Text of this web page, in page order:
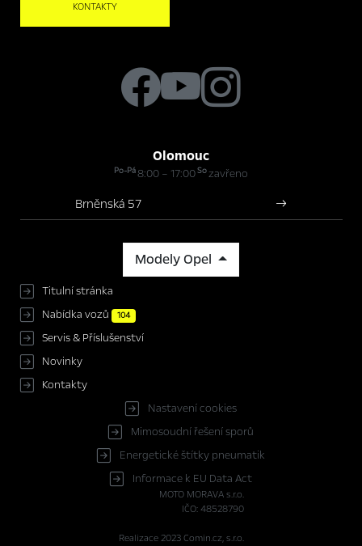
KONTAKTY
Olomouc
Po-Pá8:00 – 17:00Sozavřeno
Brněnská 57
Modely Opel
Titulní stránka
Nabídka vozů
104
Servis & Příslušenství
Novinky
Kontakty
Nastavení cookies
Mimosoudní řešení sporů
Energetické štítky pneumatik
Informace k EU Data Act
MOTO MORAVA s.r.o.
IČO: 48528790
Realizace 2023 Comin.cz, s.r.o.